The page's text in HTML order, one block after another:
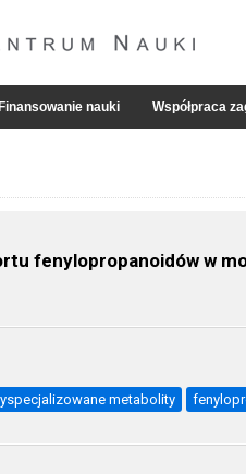
Finansowanie nauki Współpraca
fenylopropanoidów w
metabolity